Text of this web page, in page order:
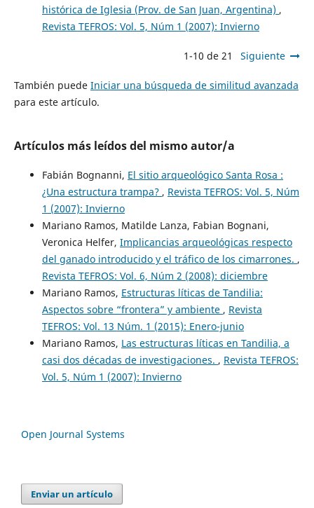
histórica de Iglesia (Prov. de San Juan, Argentina) ,
Revista TEFROS: Vol. 5, Núm 1 (2007): Invierno
1-10 de 21 Siguiente
También puede Iniciar una búsqueda de similitud avanzada
para este artículo.
Artículos más leídos del mismo autor/a
Fabián Bognanni, El sitio arqueológico Santa Rosa :
¿Una estructura trampa? , Revista TEFROS: Vol. 5, Núm
1 (2007): Invierno
Mariano Ramos, Matilde Lanza, Fabian Bognani,
Veronica Helfer, Implicancias arqueológicas respecto
del ganado introducido y el tráfico de los cimarrones. ,
Revista TEFROS: Vol. 6, Núm 2 (2008): diciembre
Mariano Ramos, Estructuras líticas de Tandilia:
Aspectos sobre “frontera” y ambiente , Revista
TEFROS: Vol. 13 Núm. 1 (2015): Enero-junio
Mariano Ramos, Las estructuras líticas en Tandilia, a
casi dos décadas de investigaciones. , Revista TEFROS:
Vol. 5, Núm 1 (2007): Invierno
Open Journal Systems
Enviar un artículo